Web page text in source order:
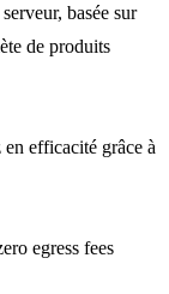
basée sur
de produits
efficacité grâce à
egress fees